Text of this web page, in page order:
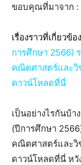
ขอบคุณที่มาจาก :
เรื่องราวที่เกี่ยวข้อ
การศึกษา 2566)
คณิตศาสตร์และวิ
ดาวน์โหลดที่นี่
เป็นอย่างไรกันบ้
(ปีการศึกษา
คณิตศาสตร์และวิ
ดาวน์โหลดที่นี่ หวั